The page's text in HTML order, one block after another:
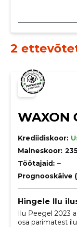
2
WAXON
Krediidiskoor:
Maineskoor:
Töötajaid: –
Prognooskäive
Hingele Ilu
Ilu Peegel 2023
osa parimatest